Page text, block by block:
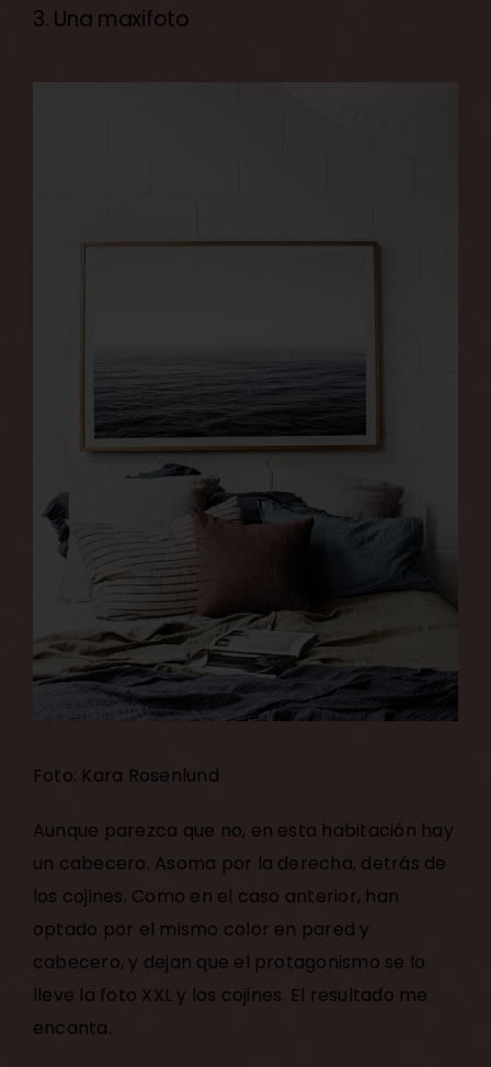
3. Una maxifoto
Foto: Kara Rosenlund
Aunque parezca que no, en esta habitación hay
un cabecero. Asoma por la derecha, detrás de
los cojines. Como en el caso anterior, han
optado por el mismo color en pared y
cabecero, y dejan que el protagonismo se lo
lleve la foto XXL y los cojines. El resultado me
encanta.